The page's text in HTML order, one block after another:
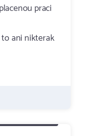
praci
ani nikterak